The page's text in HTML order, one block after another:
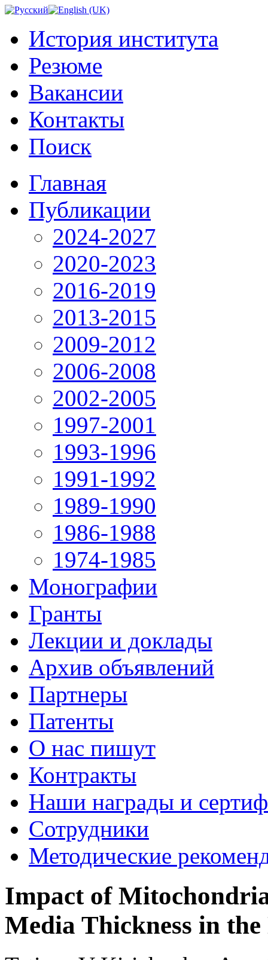
История института
Резюме
Вакансии
Контакты
Поиск
Главная
Публикации
2024-2027
2020-2023
2016-2019
2013-2015
2009-2012
2006-2008
2002-2005
1997-2001
1993-1996
1991-1992
1989-1990
1986-1988
1974-1985
Монографии
Гранты
Лекции и доклады
Архив объявлений
Партнеры
Патенты
О нас пишут
Контракты
Наши награды и
Сотрудники
Методические
Impact of
Media Thickness in